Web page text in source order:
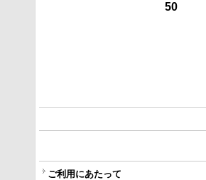
50
ご利用にあたって